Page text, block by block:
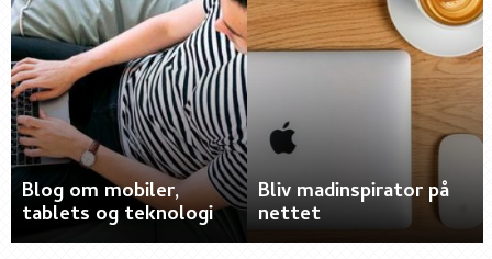
Blog om mobiler,
tablets og teknologi
Bliv madinspirator på
nettet